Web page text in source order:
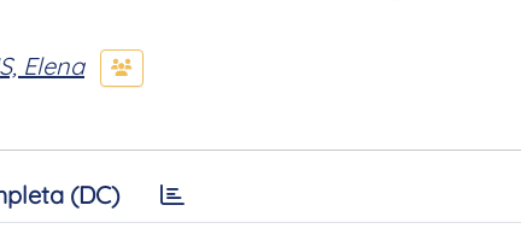
Elena
(DC)